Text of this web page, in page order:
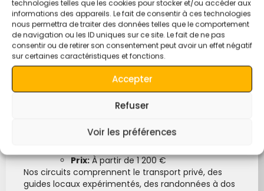
technologies telles que les cookies pour stocker et/ou accéder aux
informations des appareils. Le fait de consentir à ces technologies
nous permettra de traiter des données telles que le comportement
de navigation ou les ID uniques sur ce site. Le fait de ne pas
consentir ou de retirer son consentement peut avoir un effet négatif
sur certaines caractéristiques et fonctions.
Accepter
Refuser
Voir les préférences
Découvrez les paysages enchanteurs du désert
marocain avec nos circuits personnalisés au départ
de Rabat:
Circuit de 3 jours au départ de Rabat
3 jours
Prix:à partir de 500 €
Circuit de 6 jours dans le désert de Rabat
6 jours
à partir de 700 €
Circuit de 10 jours dans le désert de Rabat
Prix:À partir de 1 200 €
Nos circuits comprennent le transport privé, des
guides locaux expérimentés, des randonnées à dos